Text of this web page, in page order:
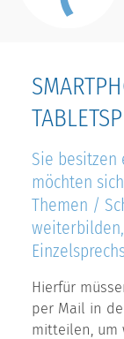
Sie besitzen
möchten
Themen /
Hierfür
per Mail in
mitteilen, um